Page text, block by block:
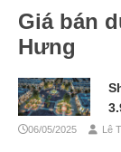
Giá bán
Hưng
06/05/2025 Lê